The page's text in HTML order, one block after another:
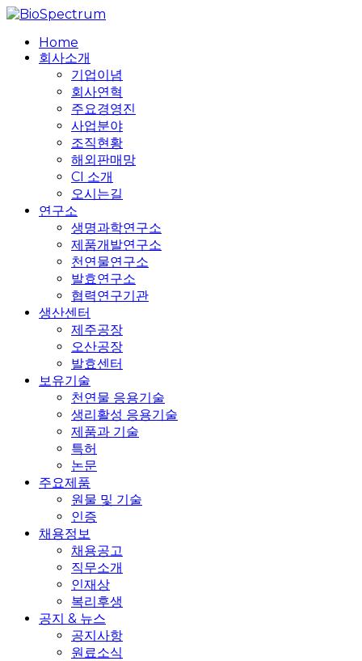
Skip
main
content
search
MenuHome
회사소개
기업이념
회사연혁
주요경영진
사업분야
조직현황
해외판매망
CI 소개
오시는길
연구소
생명과학연구소
제품개발연구소
천연물연구소
발효연구소
협력연구기관
생산센터
제주공장
오산공장
발효센터
보유기술
천연물 응용기술
생리활성 응용기술
제품과 기술
특허
논문
주요제품
원물 및 기술
인증
채용정보
채용공고
직무소개
인재상
복리후생
공지 & 뉴스
공지사항
원료소식